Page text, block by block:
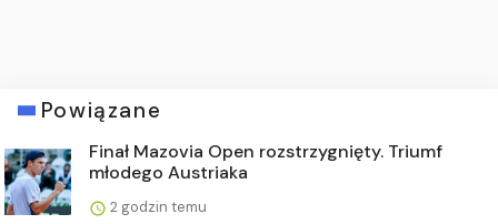
Powiązane
Finał Mazovia Open rozstrzygnięty. Triumf
młodego Austriaka
2 godzin temu